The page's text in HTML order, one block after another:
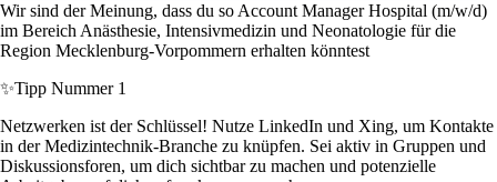
Wir sind der Meinung, dass du so Account Manager Hospital (m/w/d)
im Bereich Anästhesie, Intensivmedizin und Neonatologie für die
Region Mecklenburg-Vorpommern erhalten könntest
✨Tipp Nummer 1
Netzwerken ist der Schlüssel! Nutze LinkedIn und Xing, um Kontakte
in der Medizintechnik-Branche zu knüpfen. Sei aktiv in Gruppen und
Diskussionsforen, um dich sichtbar zu machen und potenzielle